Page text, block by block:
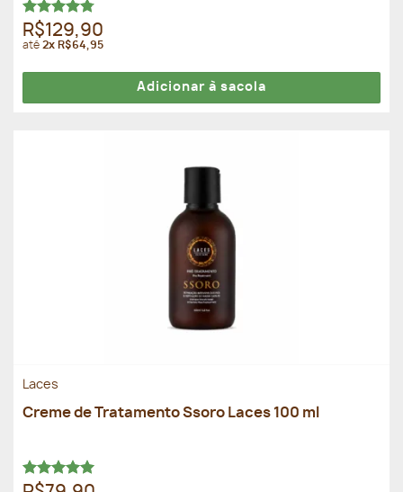
Avaliação
4.75de 5
R$129,90
até2x R$64,95
Adicionar à sacola
Laces
Creme de Tratamento Ssoro Laces 100 ml
Avaliação